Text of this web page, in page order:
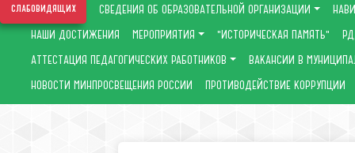
слабовидящих
СВЕДЕНИЯ ОБ ОБРАЗОВАТЕЛЬНОЙ ОРГАНИЗАЦИИ
НАШИ ДОСТИЖЕНИЯ
МЕРОПРИЯТИЯ "ИСТОРИЧЕСКАЯ ПАМЯТЬ"
АТТЕСТАЦИЯ ПЕДАГОГИЧЕСКИХ РАБОТНИКОВ
ВАКАНСИИ В
НОВОСТИ МИНПРОСВЕЩЕНИЯ РОССИИ
ПРОТИВОДЕЙСТВИЕ КОРРУПЦИИ